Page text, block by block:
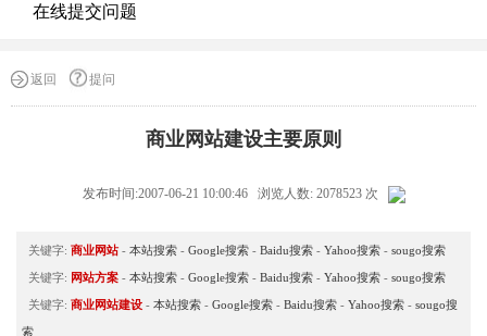
在线提交问题
返回 提问
商业网站建设主要原则
发布时间:2007-06-21 10:00:46 浏览人数: 2078523 次
关键字: 商业网站 - 本站搜索 - Google搜索 - Baidu搜索 - Yahoo搜索 - sougo搜索
关键字: 网站方案 - 本站搜索 - Google搜索 - Baidu搜索 - Yahoo搜索 - sougo搜索
关键字: 商业网站建设 - 本站搜索 - Google搜索 - Baidu搜索 - Yahoo搜索 - sougo搜
索